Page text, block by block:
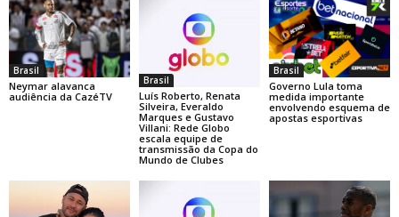
Brasil
Neymar alavanca
audiência da CazéTV
Brasil
Luís Roberto, Renata
Silveira, Everaldo
Marques e Gustavo
Villani: Rede Globo
escala equipe de
transmissão da Copa do
Mundo de Clubes
Brasil
Governo Lula toma
medida importante
envolvendo esquema de
apostas esportivas